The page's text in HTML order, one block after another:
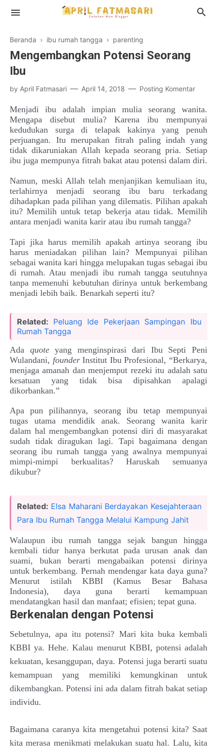
Profil
Disclosure
Beranda › ibu rumah tangga › parenting
Mengembangkan Potensi Seorang
Ibu
by April Fatmasari April 14, 2018 Posting Komentar
Menjadi ibu adalah impian mulia seorang wanita.
Mengapa disebut mulia? Karena ibu mempunyai
kedudukan surga di telapak kakinya yang penuh
perjuangan. Itu merupakan fitrah paling indah yang
tidak dikaruniakan Allah kepada seorang pria. Setiap
ibu juga mempunya fitrah bakat atau potensi dalam diri.
Namun, meski Allah telah menjanjikan kemuliaan itu,
terlahirnya menjadi seorang ibu baru terkadang
dihadapkan pada pilihan yang dilematis. Pilihan apakah
itu? Memilih untuk tetap bekerja atau tidak. Memilih
antara menjadi wanita karir atau ibu rumah tangga?
Tapi jika harus memilih apakah artinya seorang ibu
harus meniadakan pilihan lain? Mempunyai pilihan
sebagai wanita kari hingga melupakan tugas sebagai ibu
di rumah. Atau menjadi ibu rumah tangga seutuhnya
tanpa memenuhi kebutuhan dirinya untuk berkembang
menjadi lebih baik. Benarkah seperti itu?
Related: Peluang Ide Pekerjaan Sampingan Ibu
Rumah Tangga
Ada quoteyang menginspirasi dari Ibu Septi Peni
Wulandani, founderInstitut Ibu Profesional, “Berkarya,
menjaga amanah dan menjemput rezeki itu adalah satu
kesatuan yang tidak bisa dipisahkan apalagi
dikorbankan.”
Apa pun pilihannya, seorang ibu tetap mempunyai
tugas utama mendidik anak. Seorang wanita karir
dalam hal mengembangkan potensi diri di masyarakat
sudah tidak diragukan lagi. Tapi bagaimana dengan
seorang ibu rumah tangga yang awalnya mempunyai
mimpi-mimpi berkualitas? Haruskah semuanya
dikubur?
Related: Elsa Maharani Berdayakan Kesejahteraan
Para Ibu Rumah Tangga Melalui Kampung Jahit
Walaupun ibu rumah tangga sejak bangun hingga
kembali tidur hanya berkutat pada urusan anak dan
suami, bukan berarti mengabaikan potensi dirinya
untuk berkembang. Pernah mendengar kata daya guna?
Menurut istilah KBBI (Kamus Besar Bahasa
Indonesia), daya guna berarti kemampuan
mendatangkan hasil dan manfaat; efisien; tepat guna.
Berkenalan dengan Potensi
Sebetulnya, apa itu potensi? Mari kita buka kembali
KBBI ya. Hehe. Kalau menurut KBBI, potensi adalah
kekuatan, kesanggupan, daya. Potensi juga berarti suatu
kemampuan yang memiliki kemungkinan untuk
dikembangkan. Potensi ini ada dalam fitrah bakat setiap
individu.
Bagaimana caranya kita mengetahui potensi kita? Saat
kita merasa menikmati melakukan suatu hal. Lalu, kita